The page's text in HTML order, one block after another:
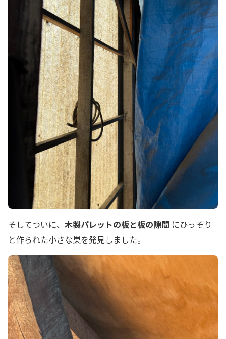
そしてついに、 木製パレットの板と板の隙間 にひっそり
と作られた小さな巣を発見しました。